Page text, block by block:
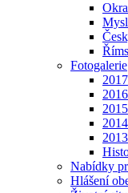
Fotogalerie
2017
2016
2015
2014
2013
Nabídky
Hlášení